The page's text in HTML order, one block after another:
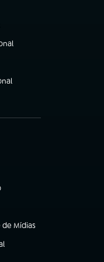
aba)
aba)
aba)
Mídias